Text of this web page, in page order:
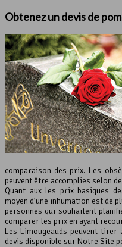
Obtenez un devis de
comparaison des prix. Les
peuvent être accomplies selon
Quant aux les prix basiques
moyen d’une inhumation est de
personnes qui souhaitent
comparer les prix en ayant
Les Limougeauds peuvent tirer
devis disponible sur Notre Site